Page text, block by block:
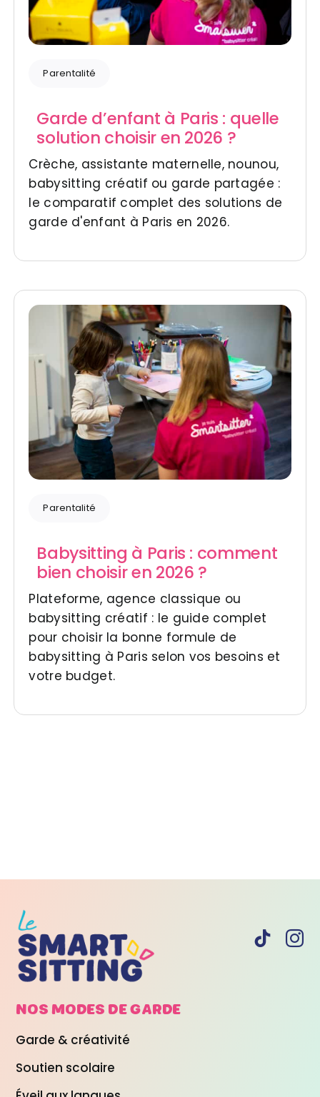
Parentalité
Garde d’enfant à Paris : quelle
solution choisir en 2026 ?
Crèche, assistante maternelle, nounou,
babysitting créatif ou garde partagée :
le comparatif complet des solutions de
garde d'enfant à Paris en 2026.
Parentalité
Babysitting à Paris : comment
bien choisir en 2026 ?
Plateforme, agence classique ou
babysitting créatif : le guide complet
pour choisir la bonne formule de
babysitting à Paris selon vos besoins et
votre budget.
NOS MODES DEGARDE
Garde & créativité
Soutien scolaire